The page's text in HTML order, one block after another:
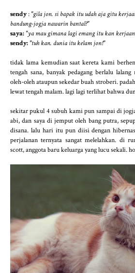
sendy: "gila jon. si bapak itu udah aja gitu
bandung-jogja nawarin bantal?"
saya: "ya mau gimana lagi emang itu kan
sendy: "tuh kan. dunia itu kelam jon!"
tidak lama kemudian saat kereta kami
tengah sana, banyak pedagang berlalu
oleh-oleh ataupun sekedar buah stroberi.
lewat tengah malam. lagi lagi terlihat bahwa
sekitar pukul 4 subuh kami pun sampai di
abi, dan saya di jemput oleh bang putra,
disana. lalu hari itu pun diisi dengan
perjalanan ternyata sangat melelahkan. di
scott, anggota baru keluarga yang lucu sekali.